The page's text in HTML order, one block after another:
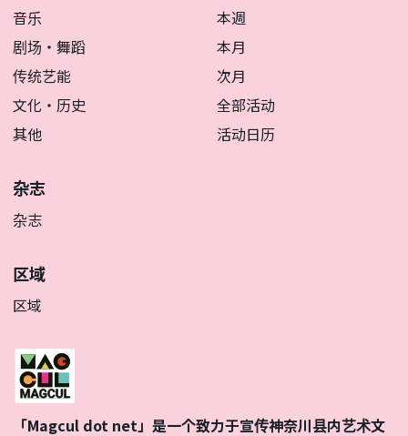
音乐
剧场・舞蹈
传统艺能
文化・历史
其他
本週
本月
次月
全部活动
活动日历
杂志
杂志
区域
区域
「Magcul dot net」是一个致力于宣传神奈川县内艺术文